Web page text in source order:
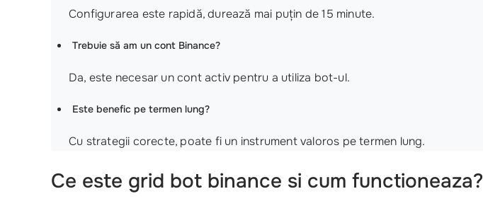
Configurarea este rapidă, durează mai puțin de 15 minute.
Trebuie să am un cont Binance?
Da, este necesar un cont activ pentru a utiliza bot-ul.
Este benefic pe termen lung?
Cu strategii corecte, poate fi un instrument valoros pe termen lung.
Ce este grid bot binance si cum functioneaza?